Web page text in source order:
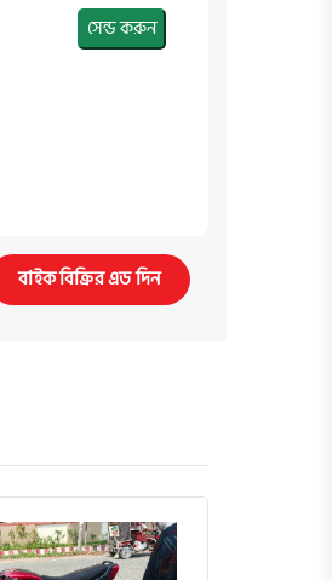
সেন্ড করুন
বাইক বিক্রির এড দিন